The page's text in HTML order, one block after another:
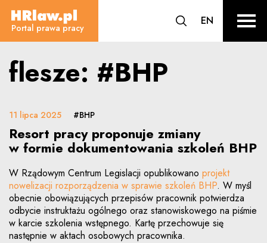
flesze - Portal prawa pracy
HRLaw.pl
Portal prawa pracy przejdź do
EN CHANGE
sr
flesze: #BHP
11 lipca 2025 #BHP
Resort pracy proponuje zmiany
w formie dokumentowania szkoleń BHP
W Rządowym Centrum Legislacji opublikowano projekt
nowelizacji rozporządzenia w sprawie szkoleń BHP. W myśl
obecnie obowiązujących przepisów pracownik potwierdza
odbycie instruktażu ogólnego oraz stanowiskowego na piśmie
w karcie szkolenia wstępnego. Kartę przechowuje się
następnie w aktach osobowych pracownika.